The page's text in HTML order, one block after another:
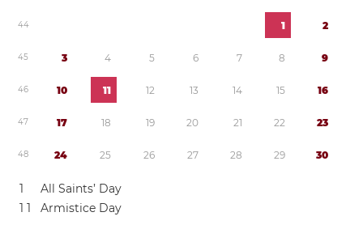
44 1 2
45 3 4 5 6 7 8 9
46 10 11 12 13 14 15 16
47 17 18 19 20 21 22 23
48 24 25 26 27 28 29 30
1
All Saints’ Day
1 1 Armistice Day